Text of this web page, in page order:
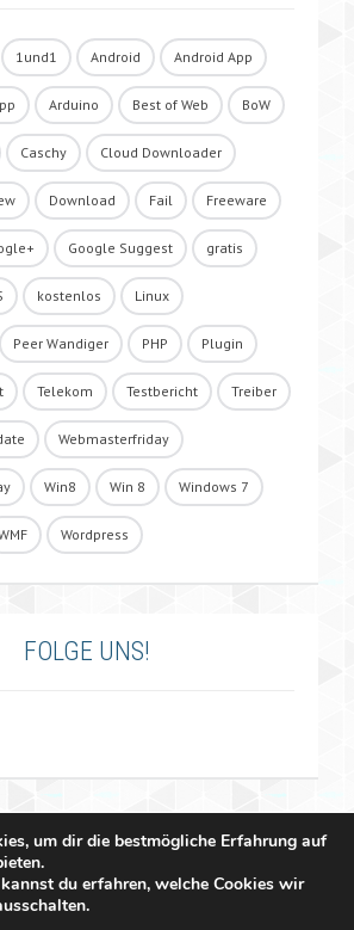
1und1 Android Android App
Arduino Best of Web BoW
Caschy Cloud Downloader
Download Fail Freeware
Google Suggest gratis
kostenlos Linux
Peer Wandiger PHP Plugin
Telekom Testbericht Treiber
Webmasterfriday
Win8 Win 8 Windows 7
Wordpress
FOLGE UNS!
um dir die bestmögliche Erfahrung auf
kannst du erfahren, welche Cookies wir